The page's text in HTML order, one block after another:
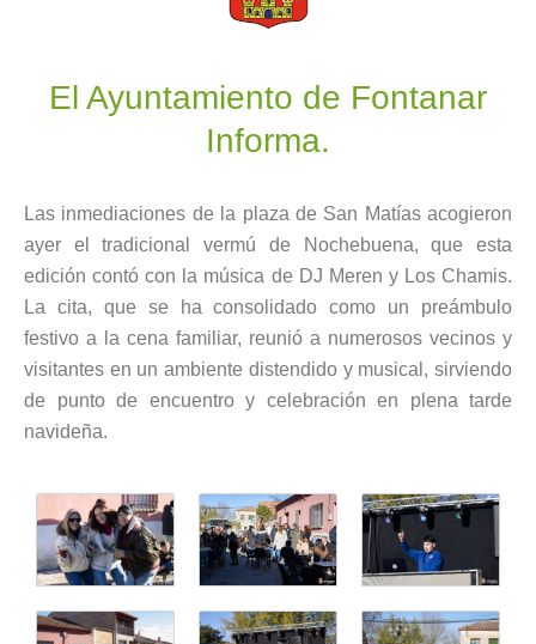
El Ayuntamiento de Fontanar
Informa.
Las inmediaciones de la plaza de San Matías acogieron
ayer el tradicional vermú de Nochebuena, que esta
edición contó con la música de DJ Meren y Los Chamis.
La cita, que se ha consolidado como un preámbulo
festivo a la cena familiar, reunió a numerosos vecinos y
visitantes en un ambiente distendido y musical, sirviendo
de punto de encuentro y celebración en plena tarde
navideña.